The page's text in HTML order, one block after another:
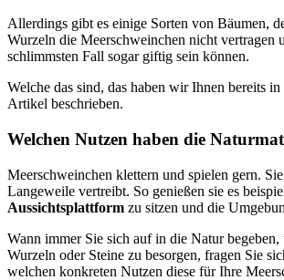
Allerdings gibt es einige Sorten von Bäumen,
Wurzeln die Meerschweinchen nicht vertragen
schlimmsten Fall sogar giftig sein können.
Welche das sind, das haben wir Ihnen bereits in
Artikel beschrieben.
Welchen Nutzen haben die
Meerschweinchen klettern und spielen gern.
Langeweile vertreibt. So genießen sie es
Aussichtsplattform zu sitzen und die
Wann immer Sie sich auf in die Natur
Wurzeln oder Steine zu besorgen, fragen Sie
welchen konkreten Nutzen diese für Ihre